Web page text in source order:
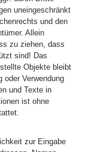
uneingeschränkt
und den
Allein
zu ziehen, dass
sind! Das
Objekte bleibt
oder Verwendung
und Texte in
ist ohne
zur Eingabe